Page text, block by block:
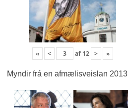
« < af 12 > »
Myndir frá en afmælisveislan 2013